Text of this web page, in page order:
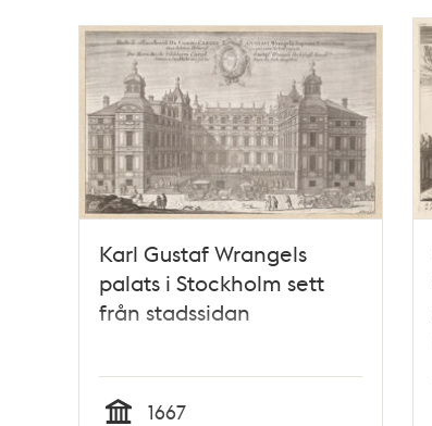
och
Karl Gustaf Wrangels
palats i Stockholm sett
från stadssidan
1667